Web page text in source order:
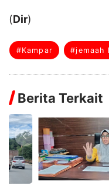
(Dir)
#Kampar #jemaah
Berita Terkait